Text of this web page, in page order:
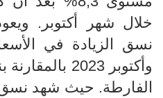
خلال شهر أكتوبر.
نسق الزيادة في
وأكتوبر 2023
الفارطة. حيث شهد